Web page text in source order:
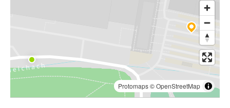
Protomaps©OpenStreetMap